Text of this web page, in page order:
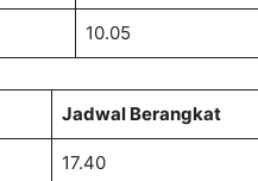
10.05
Jadwal Berangkat
17.40